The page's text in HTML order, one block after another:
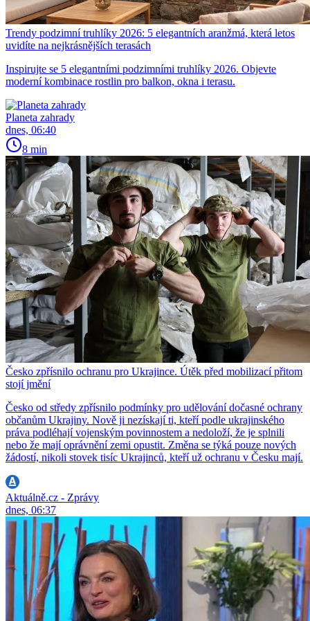
Trendy podzimní truhlíky 2026: 5 elegantních aranžmá, která letos
uvidíte na nejkrásnějších terasách
Inspirujte se 5 elegantními podzimními truhlíky 2026. Objevte
moderní kombinace rostlin pro balkon, okna i terasu.
Planeta zahrady
dnes, 06:40
8 min
Česko zpřísnilo ochranu pro Ukrajince. Útěk před mobilizací přitom
stojí jmění
Česko od středy zpřísnilo podmínky pro udělování dočasné ochrany
občanům Ukrajiny. Nově ji nezískají ti, kteří podle ukrajinského
práva podléhají vojenským povinnostem a nedoloží, že je splnili
nebo že mají oprávnění zemi opustit. Změna se týká pouze nových
žádostí, nikoli stovek tisíc Ukrajinců, kteří už ochranu v Česku mají.
Aktuálně.cz - Zprávy
dnes, 06:37